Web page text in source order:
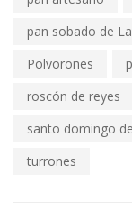
pan sobado de
Polvorones
roscón de reyes
santo domingo
turrones